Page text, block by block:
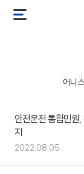
메
어니
안전운전 통합민원
지
2022.08.05